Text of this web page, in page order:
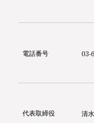
電話番号 03-
代表取締役 清